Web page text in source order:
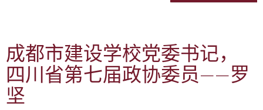
成都市建设学校党委书记，
四川省第七届政协委员——罗
坚